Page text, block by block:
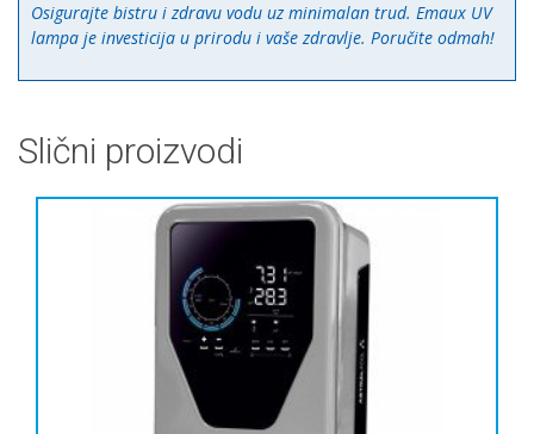
Osigurajte bistru i zdravu vodu uz minimalan trud. Emaux UV
lampa je investicija u prirodu i vaše zdravlje. Poručite odmah!
Slični proizvodi